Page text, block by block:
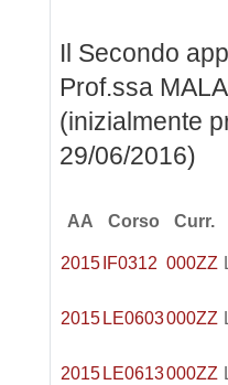
Il Secondo
Prof.ssa
(inizialmente
29/06/2016)
AA Corso Curr.
2015 IF0312 000ZZ
2015 LE0603000ZZ
2015 LE0613000ZZ